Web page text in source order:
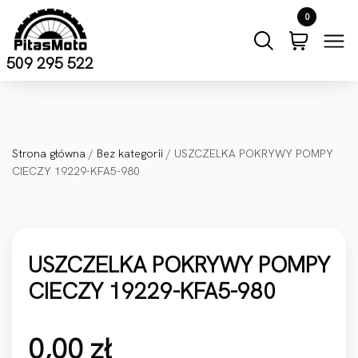
Przejdź do treści
509 295 522
0
Strona główna / Bez kategorii / USZCZELKA POKRYWY POMPY
CIECZY 19229-KFA5-980
USZCZELKA POKRYWY POMPY
CIECZY 19229-KFA5-980
0,00 zł